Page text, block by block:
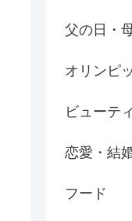
父の日・
オリンピ
ビューテ
恋愛・結
フード